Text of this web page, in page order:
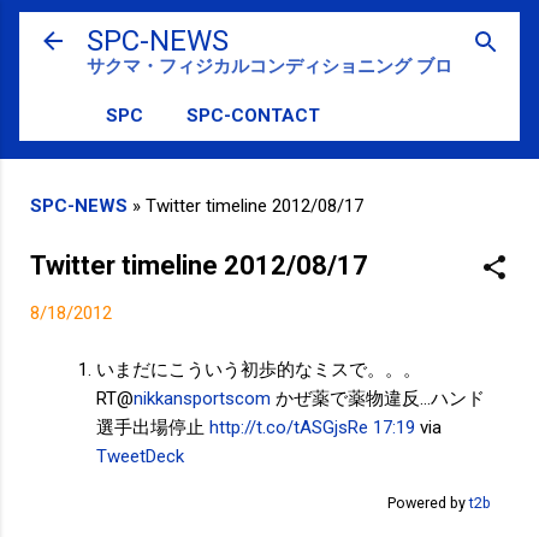
スキップしてメイン コンテンツに移動
SPC-NEWS
サクマ・フィジカルコンディショニング ブログ
SPC SPC-CONTACT
SPC-NEWS » Twitter timeline 2012/08/17
Twitter timeline 2012/08/17
8/18/2012
いまだにこういう初歩的なミスで。。。
RT@nikkansportscom かぜ薬で薬物違反…ハンド
選手出場停止 http://t.co/tASGjsRe 17:19 via
TweetDeck
Powered byt2b